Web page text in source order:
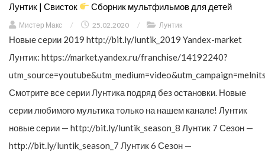
Лунтик | Свисток Сборник мультфильмов для детей
Мистер Макс / 25.02.2020 / Лунтик
Новые серии 2019 http://bit.ly/luntik_2019 Yandex-market
Лунтик: https://market.yandex.ru/franchise/14192240?
Смотрите все серии Лунтика подряд без остановки. Новые
серии любимого мультика только на нашем канале! Лунтик
новые серии — http://bit.ly/luntik_season_8 Лунтик 7 Сезон —
http://bit.ly/luntik_season_7 Лунтик 6 Сезон —